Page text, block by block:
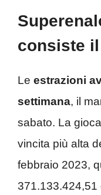
consiste
Le estrazioni
settimana, il
sabato. La
vincita più alta
febbraio 2023,
371.133.424,51